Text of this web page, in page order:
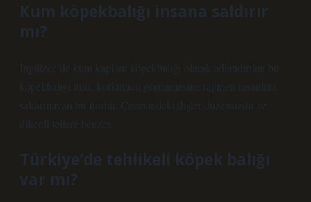
Kum köpekbalığı insana saldırır
mı?
İngilizce’de kum kaplanı köpekbalığı olarak adlandırılan bu
köpekbalığı türü, korkutucu görünmesine rağmen insanlara
saldırmayan bir türdür. Çenesindeki dişler düzensizdir ve
dikenli tellere benzer.
Türkiye’de tehlikeli köpek balığı
var mı?